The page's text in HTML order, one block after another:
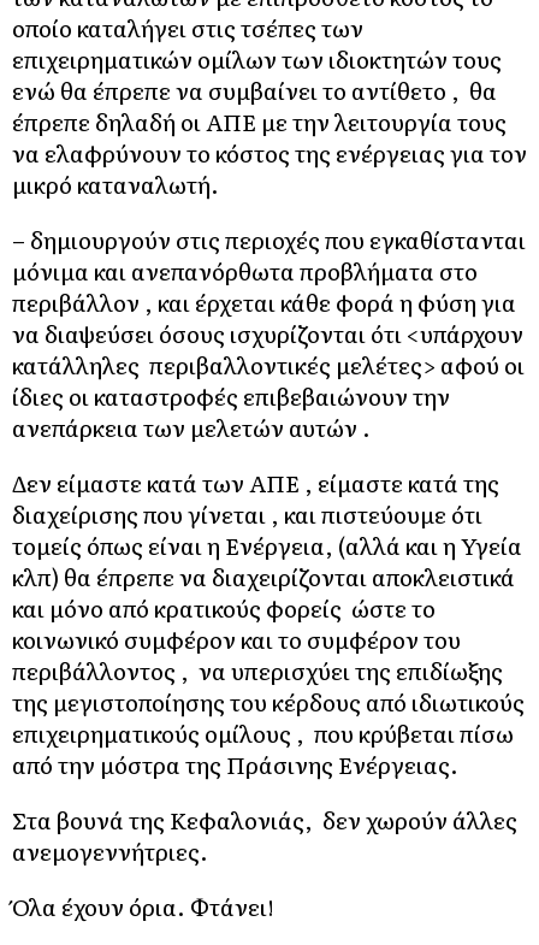
οποίο καταλήγει στις τσέπες των
επιχειρηματικών ομίλων των ιδιοκτητών τους
ενώ θα έπρεπε να συμβαίνει το αντίθετο , θα
έπρεπε δηλαδή οι ΑΠΕ με την λειτουργία τους
να ελαφρύνουν το κόστος της ενέργειας για τον
μικρό καταναλωτή.
– δημιουργούν στις περιοχές που εγκαθίστανται
μόνιμα και ανεπανόρθωτα προβλήματα στο
περιβάλλον , και έρχεται κάθε φορά η φύση για
να διαψεύσει όσους ισχυρίζονται ότι <υπάρχουν
κατάλληλες περιβαλλοντικές μελέτες> αφού οι
ίδιες οι καταστροφές επιβεβαιώνουν την
ανεπάρκεια των μελετών αυτών .
Δεν είμαστε κατά των ΑΠΕ , είμαστε κατά της
διαχείρισης που γίνεται , και πιστεύουμε ότι
τομείς όπως είναι η Ενέργεια, (αλλά και η Υγεία
κλπ) θα έπρεπε να διαχειρίζονται αποκλειστικά
και μόνο από κρατικούς φορείς ώστε το
κοινωνικό συμφέρον και το συμφέρον του
περιβάλλοντος , να υπερισχύει της επιδίωξης
της μεγιστοποίησης του κέρδους από ιδιωτικούς
επιχειρηματικούς ομίλους , που κρύβεται πίσω
από την μόστρα της Πράσινης Ενέργειας.
Στα βουνά της Κεφαλονιάς, δεν χωρούν άλλες
ανεμογεννήτριες.
Όλα έχουν όρια. Φτάνει!